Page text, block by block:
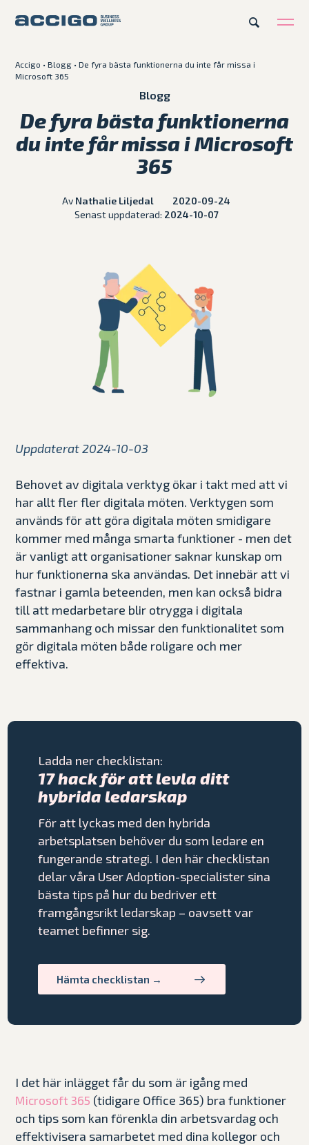
Karriär
Erbjudande
Kunskapsbank
Våra case
Accigo •Blogg •De fyra bästa funktionerna du inte får missa i
Microsoft 365
Blogg
De fyra bästa funktionerna
du inte får missa i Microsoft
365
Av Nathalie Liljedal
2020-09-24
Senast uppdaterad: 2024-10-07
Uppdaterat 2024-10-03
Behovet av digitala verktyg ökar i takt med att vi
har allt fler fler digitala möten. Verktygen som
används för att göra digitala möten smidigare
kommer med många smarta funktioner - men det
är vanligt att organisationer saknar kunskap om
hur funktionerna ska användas. Det innebär att vi
fastnar i gamla beteenden, men kan också bidra
till att medarbetare blir otrygga i digitala
sammanhang och missar den funktionalitet som
gör digitala möten både roligare och mer
effektiva.
Ladda ner checklistan:
17 hack för att levla ditt
hybrida ledarskap
För att lyckas med den hybrida
arbetsplatsen behöver du som ledare en
fungerande strategi. I den här checklistan
delar våra User Adoption-specialister sina
bästa tips på hur du bedriver ett
framgångsrikt ledarskap – oavsett var
teamet befinner sig.
Hämta checklistan →
I det här inlägget får du som är igång med
Microsoft 365 (tidigare Office 365) bra funktioner
och tips som kan förenkla din arbetsvardag och
effektivisera samarbetet med dina kollegor och